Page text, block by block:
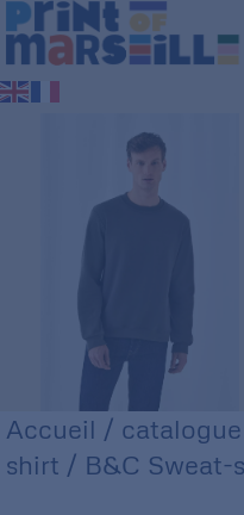
Accueil / catalogue
shirt / B&C